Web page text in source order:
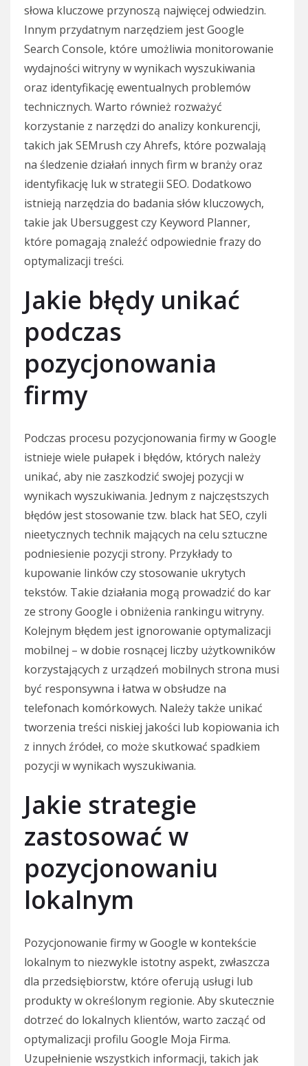
słowa kluczowe przynoszą najwięcej odwiedzin.
Innym przydatnym narzędziem jest Google
Search Console, które umożliwia monitorowanie
wydajności witryny w wynikach wyszukiwania
oraz identyfikację ewentualnych problemów
technicznych. Warto również rozważyć
korzystanie z narzędzi do analizy konkurencji,
takich jak SEMrush czy Ahrefs, które pozwalają
na śledzenie działań innych firm w branży oraz
identyfikację luk w strategii SEO. Dodatkowo
istnieją narzędzia do badania słów kluczowych,
takie jak Ubersuggest czy Keyword Planner,
które pomagają znaleźć odpowiednie frazy do
optymalizacji treści.
Jakie błędy unikać
podczas
pozycjonowania
firmy
Podczas procesu pozycjonowania firmy w Google
istnieje wiele pułapek i błędów, których należy
unikać, aby nie zaszkodzić swojej pozycji w
wynikach wyszukiwania. Jednym z najczęstszych
błędów jest stosowanie tzw. black hat SEO, czyli
nieetycznych technik mających na celu sztuczne
podniesienie pozycji strony. Przykłady to
kupowanie linków czy stosowanie ukrytych
tekstów. Takie działania mogą prowadzić do kar
ze strony Google i obniżenia rankingu witryny.
Kolejnym błędem jest ignorowanie optymalizacji
mobilnej – w dobie rosnącej liczby użytkowników
korzystających z urządzeń mobilnych strona musi
być responsywna i łatwa w obsłudze na
telefonach komórkowych. Należy także unikać
tworzenia treści niskiej jakości lub kopiowania ich
z innych źródeł, co może skutkować spadkiem
pozycji w wynikach wyszukiwania.
Jakie strategie
zastosować w
pozycjonowaniu
lokalnym
Pozycjonowanie firmy w Google w kontekście
lokalnym to niezwykle istotny aspekt, zwłaszcza
dla przedsiębiorstw, które oferują usługi lub
produkty w określonym regionie. Aby skutecznie
dotrzeć do lokalnych klientów, warto zacząć od
optymalizacji profilu Google Moja Firma.
Uzupełnienie wszystkich informacji, takich jak